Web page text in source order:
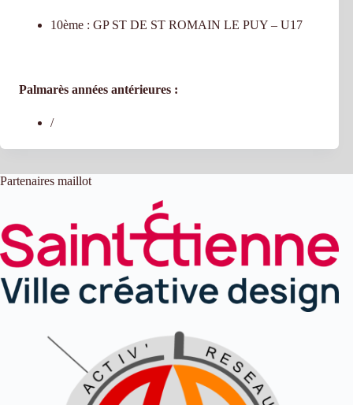
10ème : GP ST DE ST ROMAIN LE PUY – U17
Palmarès années antérieures :
/
Partenaires maillot